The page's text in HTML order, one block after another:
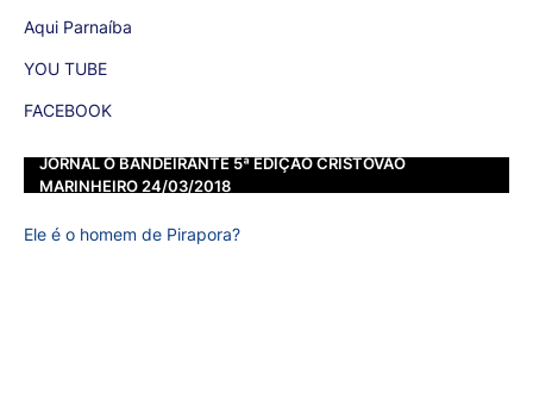
Aqui Parnaíba
YOU TUBE
FACEBOOK
JORNAL O BANDEIRANTE 5ª EDIÇÃO CRISTOVÃO
MARINHEIRO 24/03/2018
Ele é o homem de Pirapora?